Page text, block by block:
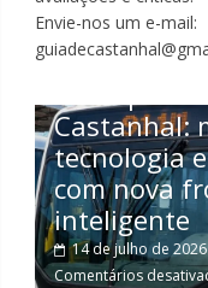
Envie-nos um e-mail:
SERVIÇOS
Tudo sobre
vans de
Alta/
1 de julho de 2026